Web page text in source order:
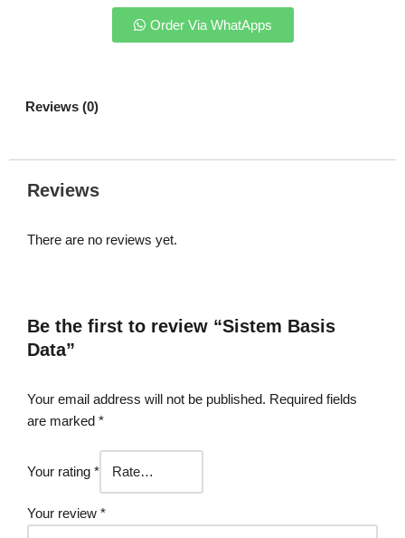
Order Via WhatApps
Reviews (0)
Reviews
There are no reviews yet.
Be the first to review “Sistem Basis
Data”
Your email address will not be published. Required fields
are marked *
Your rating *
Your review *